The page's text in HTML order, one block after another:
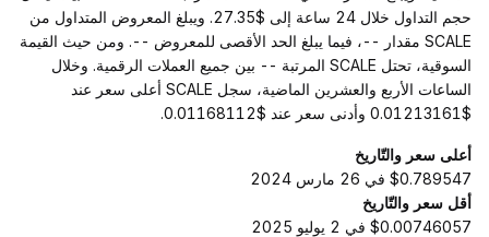
حجم التداول خلال 24 ساعة إلى $27.35. ويبلغ المعروض المتداول من
SCALE مقدار --، فيما يبلغ الحد الأقصى للمعروض --. ومن حيث القيمة
السوقية، تحتل SCALE المرتبة -- بين جميع العملات الرقمية. وخلال
الساعات الأربع والعشرين الماضية، سجل SCALE أعلى سعر عند
$0.01213161 وأدنى سعر عند $0.01168112.
أعلى سعر والتّاريخ
$0.789547 في 26 مارس 2024
أقل سعر والتّاريخ
$0.00746057 في 2 يوليو 2025